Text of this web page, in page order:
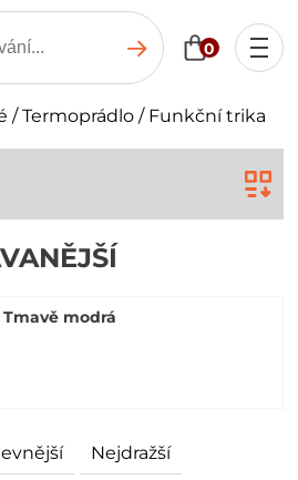
0
/Termoprádlo / Funkční trika
Tmavě modrá
Nejdražší